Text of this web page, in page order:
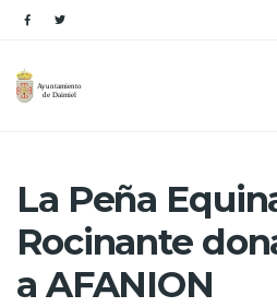
La Peña
Rocinante
a AFANION